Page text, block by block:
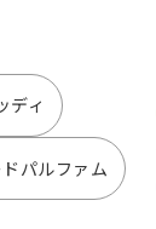
ディ
パルファム